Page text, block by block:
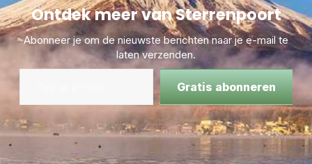
Ontdek meer van Sterrenpoort
Abonneer je om de nieuwste berichten naar je e-mail te
laten verzenden.
Gratis abonneren